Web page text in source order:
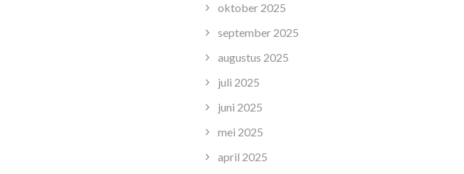
oktober 2025
september 2025
augustus 2025
juli 2025
juni 2025
mei 2025
april 2025